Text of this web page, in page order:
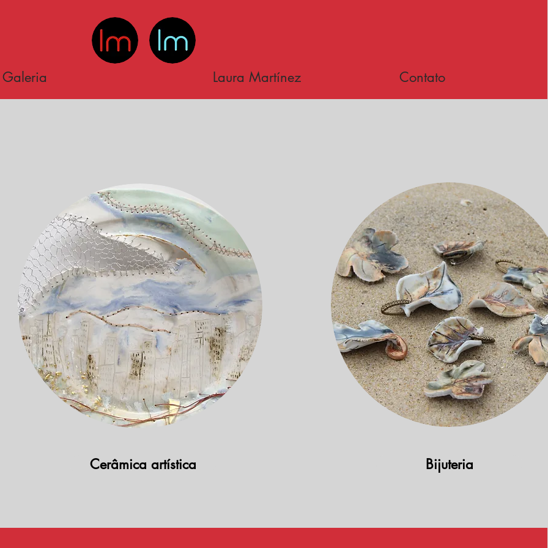
Galeria Laura Martínez Contato
Cerâmica artística Bijuteria